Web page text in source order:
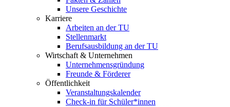
Unsere Geschichte
Karriere
Arbeiten an der TU
Stellenmarkt
Berufsausbildung an der TU
Wirtschaft & Unternehmen
Unternehmensgründung
Freunde & Förderer
Öffentlichkeit
Veranstaltungskalender
Check-in für Schüler*innen